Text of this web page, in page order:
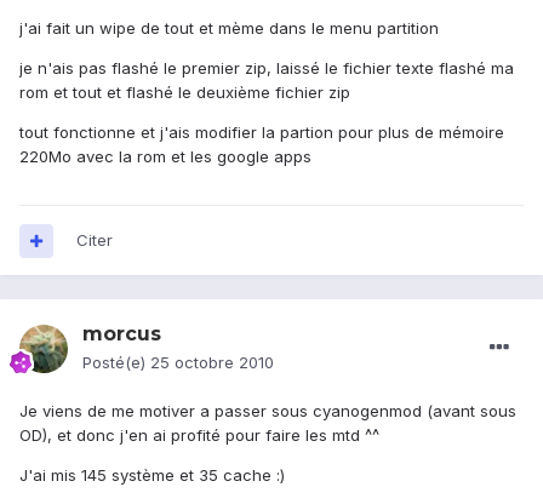
j'ai fait un wipe de tout et mème dans le menu partition
je n'ais pas flashé le premier zip, laissé le fichier texte flashé ma
rom et tout et flashé le deuxième fichier zip
tout fonctionne et j'ais modifier la partion pour plus de mémoire
220Mo avec la rom et les google apps
Citer
morcus
Posté(e) 25 octobre 2010
Je viens de me motiver a passer sous cyanogenmod (avant sous
OD), et donc j'en ai profité pour faire les mtd ^^
J'ai mis 145 système et 35 cache :)